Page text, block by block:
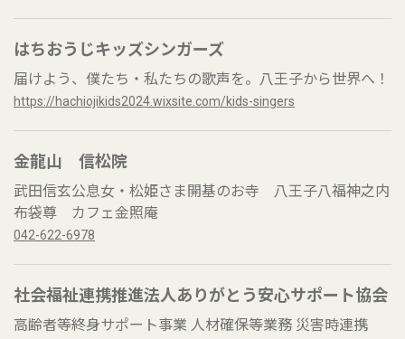
はちおうじキッズシンガーズ
届けよう、僕たち・私たちの歌声を。八王子から世界へ！
https://hachiojikids2024.wixsite.com/kids-singers
金龍山 信松院
武田信玄公息女・松姫さま開基のお寺 八王子八福神之内
布袋尊 カフェ金照庵
042-622-6978
社会福祉連携推進法人ありがとう安心サポート協会
高齢者等終身サポート事業 人材確保等業務 災害時連携